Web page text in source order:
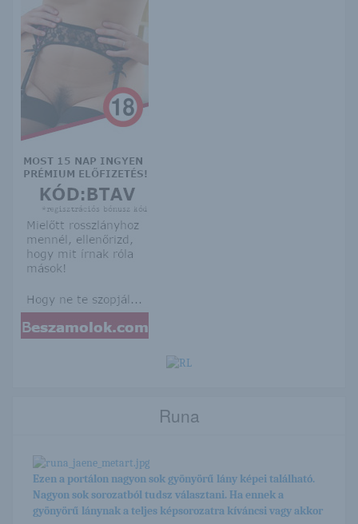
Runa
Ezen a portálon nagyon sok gyönyörű lány képei található.
Nagyon sok sorozatból tudsz választani. Ha ennek a
gyönyörű lánynak a teljes képsorozatra kíváncsi vagy akkor